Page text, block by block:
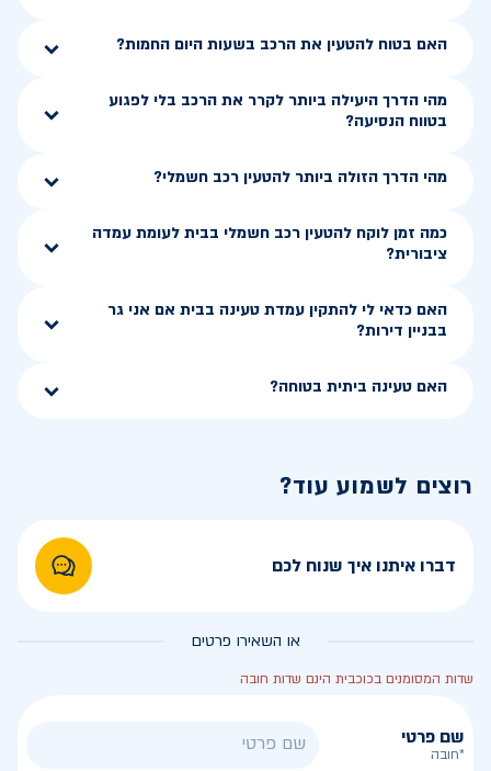
האם בטוח להטעין את הרכב בשעות היום החמות?
מהי הדרך היעילה ביותר לקרר את הרכב בלי לפגוע
בטווח הנסיעה?
מהי הדרך הזולה ביותר להטעין רכב חשמלי?
כמה זמן לוקח להטעין רכב חשמלי בבית לעומת עמדה
ציבורית?
האם כדאי לי להתקין עמדת טעינה בבית אם אני גר
בבניין דירות?
האם טעינה ביתית בטוחה?
רוצים לשמוע עוד?
דברו איתנו איך שנוח לכם
או השאירו פרטים
שדות המסומנים בכוכבית הינם שדות חובה
שם פרטי
*חובה